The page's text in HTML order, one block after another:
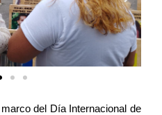
del Día Internacional de